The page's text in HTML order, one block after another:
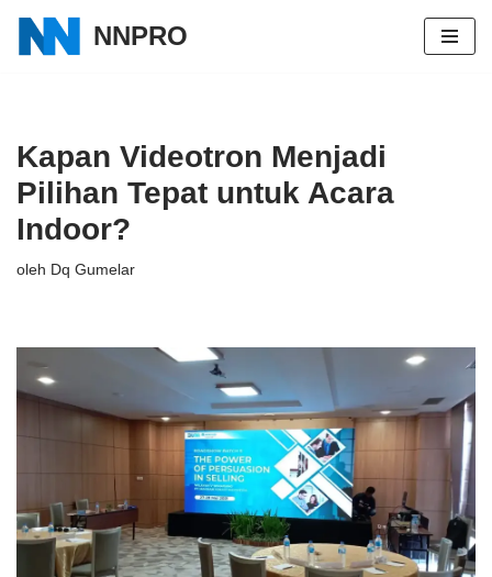
Lompat
NNPRO
Kapan Videotron Menjadi
Pilihan Tepat untuk Acara
Indoor?
oleh Dq Gumelar